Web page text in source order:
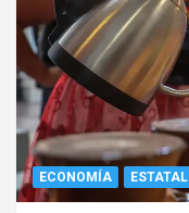
ECONOMÍA ESTATAL